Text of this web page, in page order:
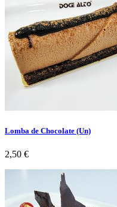
Lomba de Chocolate (Un)
Preço
2,50 €